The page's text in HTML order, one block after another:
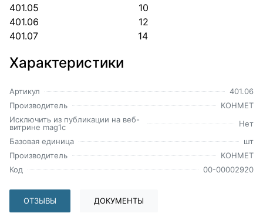
401.05 10
401.06 12
401.07 14
Характеристики
Артикул
401.06
Производитель
КОНМЕТ
Исключить из публикации на веб-
витрине mag1c
Нет
Базовая единица
шт
Производитель
КОНМЕТ
Код
00-00002920
ОТЗЫВЫ ДОКУМЕНТЫ